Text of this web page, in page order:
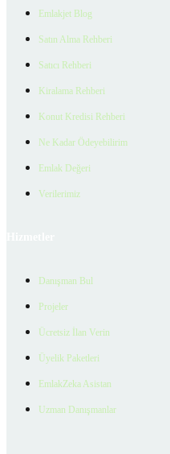
Emlakjet Blog
Satın Alma Rehberi
Satıcı Rehberi
Kiralama Rehberi
Konut Kredisi Rehberi
Ne Kadar Ödeyebilirim
Emlak Değeri
Verilerimiz
Danışman Bul
Projeler
Ücretsiz İlan Verin
Üyelik Paketleri
EmlakZeka Asistan
Uzman Danışmanlar